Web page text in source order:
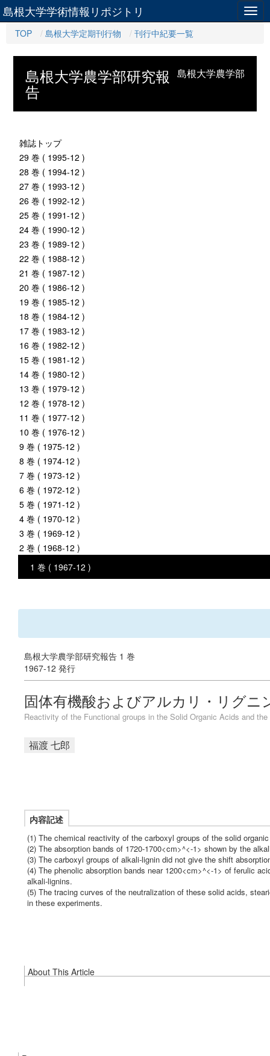
島根大学学術情報リポジトリ
TOP 島根大学定期刊行物 刊行中紀要一覧
島根大学農学部
島根大学農学部研究報
告
雑誌トップ
29 巻 ( 1995-12 )
28 巻 ( 1994-12 )
27 巻 ( 1993-12 )
26 巻 ( 1992-12 )
25 巻 ( 1991-12 )
24 巻 ( 1990-12 )
23 巻 ( 1989-12 )
22 巻 ( 1988-12 )
21 巻 ( 1987-12 )
20 巻 ( 1986-12 )
19 巻 ( 1985-12 )
18 巻 ( 1984-12 )
17 巻 ( 1983-12 )
16 巻 ( 1982-12 )
15 巻 ( 1981-12 )
14 巻 ( 1980-12 )
13 巻 ( 1979-12 )
12 巻 ( 1978-12 )
11 巻 ( 1977-12 )
10 巻 ( 1976-12 )
9 巻 ( 1975-12 )
8 巻 ( 1974-12 )
7 巻 ( 1973-12 )
6 巻 ( 1972-12 )
5 巻 ( 1971-12 )
4 巻 ( 1970-12 )
3 巻 ( 1969-12 )
2 巻 ( 1968-12 )
1 巻 ( 1967-12 )
島根大学農学部研究報告 1 巻
1967-12 発行
固体有機酸およびアルカリ・リグ
Reactivity of the Functional groups in the Solid Organic Acids and
福渡 七郎
内容記述
(1) The chemical reactivity of the carboxyl groups of the solid
(2) The absorption bands of 1720-1700<cm>^<-1> shown by the
(3) The carboxyl groups of alkali-lignin did not give the shift
(4) The phenolic absorption bands near 1200<cm>^<-1> of ferulic
alkali-lignins.
(5) The tracing curves of the neutralization of these solid acids,
in these experiments.
About This Article